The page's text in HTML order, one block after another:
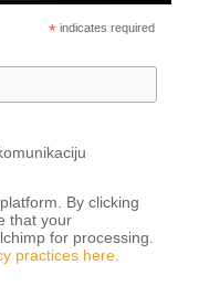
*indicates required
By clicking
that your
for processing.
practices here.